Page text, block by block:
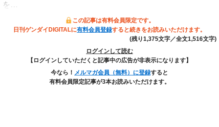
を…
この記事は有料会員限定です。
日刊ゲンダイDIGITALに有料会員登録すると続きをお読みいただけます。
(残り1,375文字／全文1,516文字)
ログインして読む
【ログインしていただくと記事中の広告が非表示になります】
今なら！ メルマガ会員（無料）に登録すると
有料会員限定記事が3本お読みいただけます。